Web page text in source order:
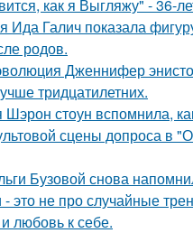
как я Выгляжу" - 36-
Ида Галич показала
родов.
Дженнифер
тридцатилетних.
Шэрон стоун вспомнила,
сцены допроса в
Бузовой снова
это не про случайные
любовь к себе.